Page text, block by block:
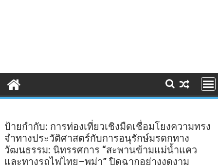
ป้ายกำกับ: การท่องเที่ยวเชิงมืดเชื่อมโยงความทรง
จำทางประวัติศาสตร์กับการอนุรักษ์มรดกทาง
วัฒนธรรม: นิทรรศการ “สะพานข้ามแม่น้ำแคว
และทางรถไฟไทย–พม่า” ปิดฉากอย่างงดงาม